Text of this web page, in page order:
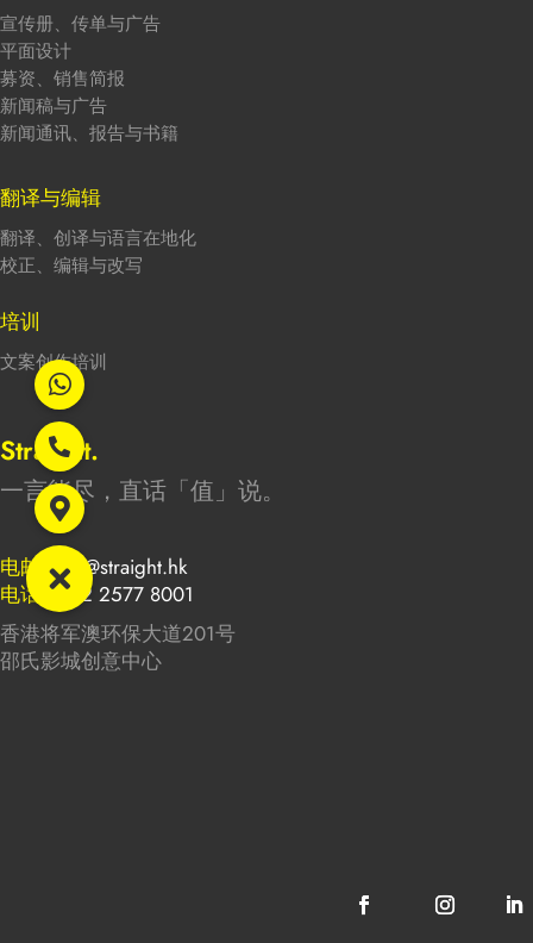
宣传册、传单与广告
平面设计
募资、销售简报
新闻稿与广告
新闻通讯、报告与书籍
翻译与编辑
翻译、创译与语言在地化
校正、编辑与改写
培训
文案创作培训
Straight.
一言能尽，直话「值」说。
电邮 info@straight.hk
电话 +852 2577 8001
香港将军澳环保大道201号
邵氏影城创意中心